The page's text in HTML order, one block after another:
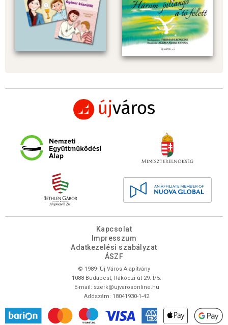
Kapcsolat
Impresszum
Adatkezelési szabályzat
ÁSZF
© 1989- Új Város Alapítvány
1088 Budapest, Rákóczi út 29. I/5.
E-mail: szerk@ujvarosonline.hu
Adószám: 18041930-1-42